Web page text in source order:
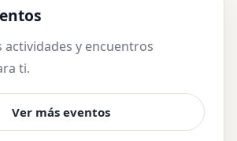
actividades y encuentros
ti.
Ver más eventos